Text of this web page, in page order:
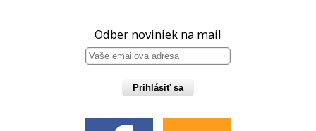
Odber noviniek na mail
Prihlásiť sa